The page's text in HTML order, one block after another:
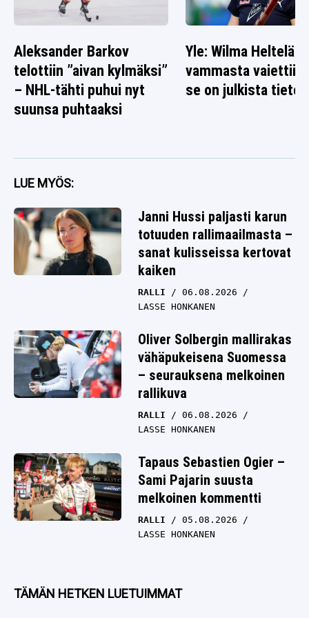
Aleksander Barkov
telottiin ”aivan kylmäksi”
– NHL-tähti puhui nyt
suunsa puhtaaksi
Yle: Wilma Heltelän
vammasta vaiettiin
se on julkista tietoa
LUE MYÖS:
Janni Hussi paljasti karun
totuuden rallimaailmasta –
sanat kulisseissa kertovat
kaiken
RALLI
06.08.2026
LASSE HONKANEN
Oliver Solbergin mallirakas
vähäpukeisena Suomessa
– seurauksena melkoinen
rallikuva
RALLI
06.08.2026
LASSE HONKANEN
Tapaus Sebastien Ogier –
Sami Pajarin suusta
melkoinen kommentti
RALLI
05.08.2026
LASSE HONKANEN
TÄMÄN HETKEN LUETUIMMAT